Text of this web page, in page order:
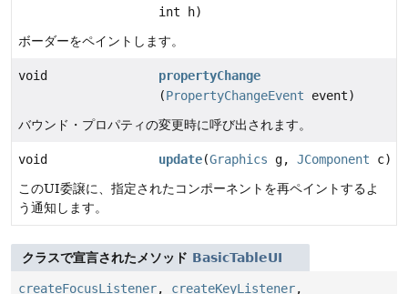
int h)
ボーダーをペイントします。
void
propertyChange
(PropertyChangeEvent event)
バウンド・プロパティの変更時に呼び出されます。
void update(Graphics g, JComponent c)
このUI委譲に、指定されたコンポーネントを再ペイントするよ
う通知します。
クラスで宣言されたメソッド BasicTableUI
createFocusListener, createKeyListener,